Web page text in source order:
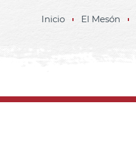
Inicio El Mesón